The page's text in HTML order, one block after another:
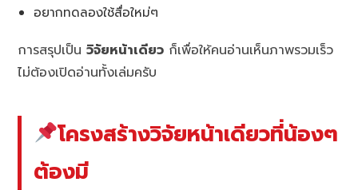
อยากทดลองใช้สื่อใหม่ๆ
การสรุปเป็นวิจัยหน้าเดียว ก็เพื่อให้คนอ่านเห็นภาพรวมเร็ว
ไม่ต้องเปิดอ่านทั้งเล่มครับ
โครงสร้างวิจัยหน้าเดียวที่น้องๆ
ต้องมี